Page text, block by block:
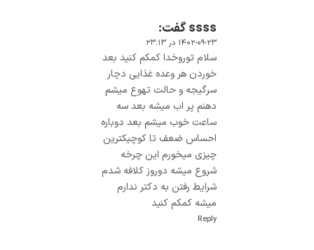
ssssگفت:
۱۴۰۲-۰۹-۲۳ در ۲۳:۱۳
سلام توروخدا کمکم کنید بعد
خوردن هر وعده غذایی دچار
سرگیجه و حالت تهوع میشم
دهنم پر اب میشه بعد سه
ساعت خوب میشم بعد دوباره
احساس ضعف تا کوچیکترین
چیزی میخورم این چرخه
شروع میشه دوروز کلافه شدم
شرایط رفتن به دکتر ندارم
میشه کمکم کنید
Reply